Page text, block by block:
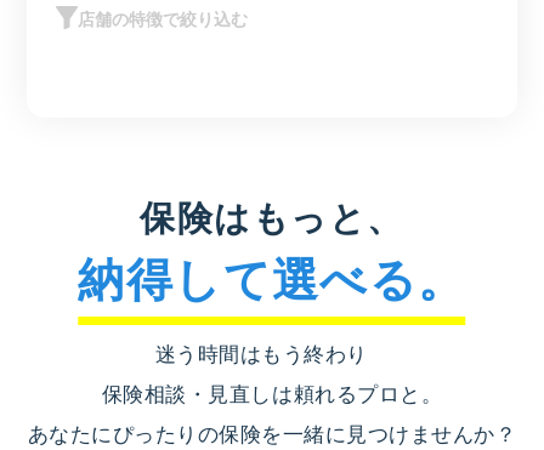
店舗の特徴で絞り込む
保険はもっと、
納得して選べる。
迷う時間はもう終わり
保険相談・見直しは頼れるプロと。
あなたにぴったりの保険を一緒に見つけませんか？